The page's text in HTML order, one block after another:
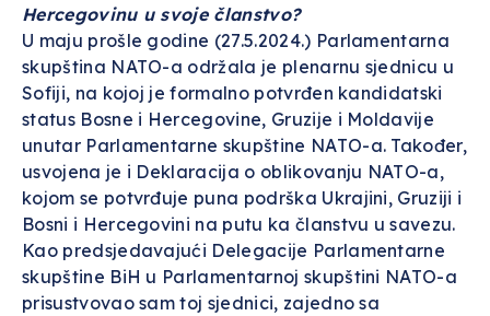
Hercegovinu u svoje članstvo?
U maju prošle godine (27.5.2024.) Parlamentarna
skupština NATO-a održala je plenarnu sjednicu u
Sofiji, na kojoj je formalno potvrđen kandidatski
status Bosne i Hercegovine, Gruzije i Moldavije
unutar Parlamentarne skupštine NATO-a. Također,
usvojena je i Deklaracija o oblikovanju NATO-a,
kojom se potvrđuje puna podrška Ukrajini, Gruziji i
Bosni i Hercegovini na putu ka članstvu u savezu.
Kao predsjedavajući Delegacije Parlamentarne
skupštine BiH u Parlamentarnoj skupštini NATO-a
prisustvovao sam toj sjednici, zajedno sa